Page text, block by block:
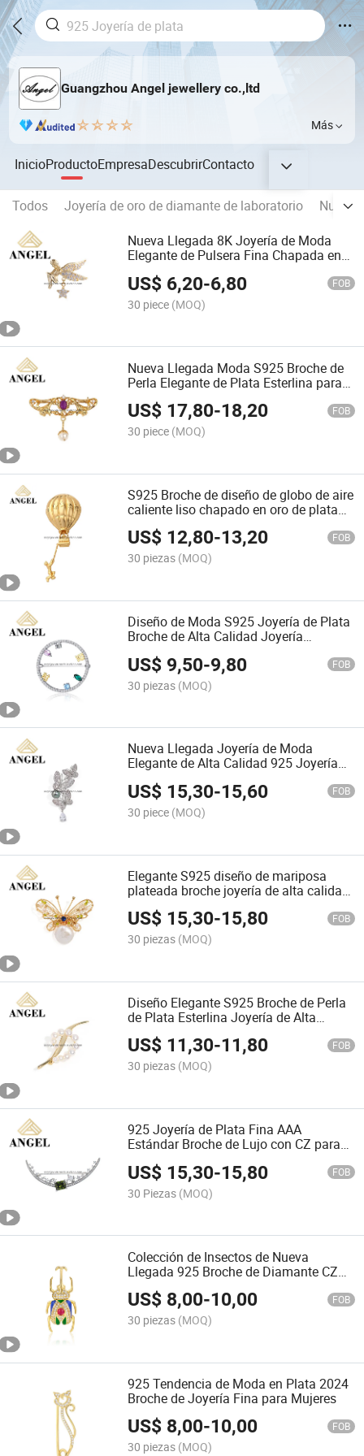
Guangzhou Angel jewellery co.,ltd
Más
InicioProductoEmpresaDescubrirContacto
Todos Joyería de oro de diamante de laboratorio
Nueva
Nueva Llegada 8K Joyería de Moda
Elegante de Pulsera Fina Chapada en
US$ 6,20-6,80 FOB
30 piece (MOQ)
Nueva Llegada Moda S925 Broche de
Perla Elegante de Plata Esterlina para
Mujeres Trendy
US$ 17,80-18,20 FOB
30 piece (MOQ)
S925 Broche de diseño de globo de aire
caliente liso chapado en oro de plata
esterlina para niñas
US$ 12,80-13,20 FOB
30 piezas (MOQ)
Diseño de Moda S925 Joyería de Plata
Broche de Alta Calidad Joyería
US$ 9,50-9,80 FOB
30 piezas (MOQ)
Nueva Llegada Joyería de Moda
Elegante de Alta Calidad 925 Joyería
de Plata Esterlina Aaaaa Estándar CZ
Micro Configuración Perla Natural
Broche para Niñas
US$ 15,30-15,60 FOB
30 piece (MOQ)
Elegante S925 diseño de mariposa
plateada broche joyería de alta calidad
para mujeres modernas
US$ 15,30-15,80 FOB
30 piezas (MOQ)
Diseño Elegante S925 Broche de Perla
de Plata Esterlina Joyería de Alta
Calidad para Niñas
US$ 11,30-11,80 FOB
30 piezas (MOQ)
925 Joyería de Plata Fina AAA
Estándar Broche de Lujo con CZ para
US$ 15,30-15,80 FOB
30 Piezas (MOQ)
Colección de Insectos de Nueva
Llegada 925 Broche de Diamante CZ
Brillante Baño de Plata y Oro
US$ 8,00-10,00 FOB
30 piezas (MOQ)
925 Tendencia de Moda en Plata 2024
Broche de Joyería Fina para Mujeres
US$ 8,00-10,00 FOB
30 piezas (MOQ)